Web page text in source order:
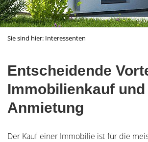
Sie sind hier: Interessenten
Entscheidende
Immobilienkauf und
Anmietung
Der Kauf einer Immobilie ist für die